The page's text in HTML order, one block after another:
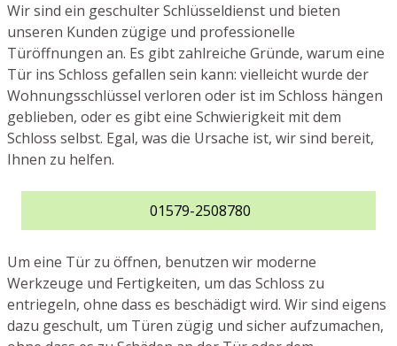
Wir sind ein geschulter Schlüsseldienst und bieten
unseren Kunden zügige und professionelle
Türöffnungen an. Es gibt zahlreiche Gründe, warum eine
Tür ins Schloss gefallen sein kann: vielleicht wurde der
Wohnungsschlüssel verloren oder ist im Schloss hängen
geblieben, oder es gibt eine Schwierigkeit mit dem
Schloss selbst. Egal, was die Ursache ist, wir sind bereit,
Ihnen zu helfen.
01579-2508780
Um eine Tür zu öffnen, benutzen wir moderne
Werkzeuge und Fertigkeiten, um das Schloss zu
entriegeln, ohne dass es beschädigt wird. Wir sind eigens
dazu geschult, um Türen zügig und sicher aufzumachen,